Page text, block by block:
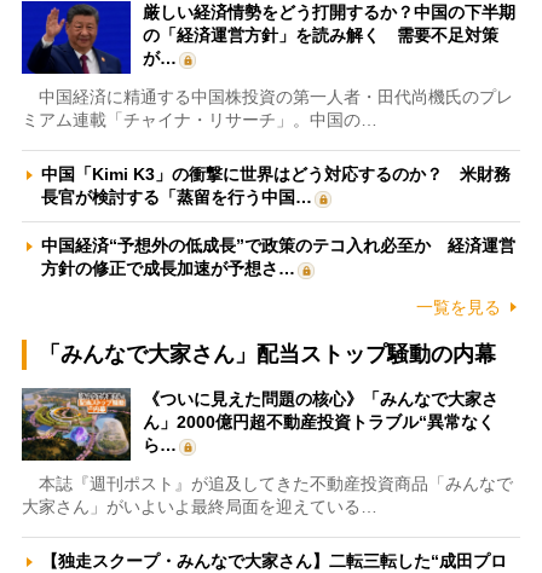
厳しい経済情勢をどう打開するか？中国の下半期
の「経済運営方針」を読み解く 需要不足対策
が…
中国経済に精通する中国株投資の第一人者・田代尚機氏のプレ
ミアム連載「チャイナ・リサーチ」。中国の…
中国「Kimi K3」の衝撃に世界はどう対応するのか？ 米財務
長官が検討する「蒸留を行う中国…
中国経済“予想外の低成長”で政策のテコ入れ必至か 経済運営
方針の修正で成長加速が予想さ…
一覧を見る
「みんなで大家さん」配当ストップ騒動の内幕
《ついに見えた問題の核心》「みんなで大家さ
ん」2000億円超不動産投資トラブル“異常なく
ら…
本誌『週刊ポスト』が追及してきた不動産投資商品「みんなで
大家さん」がいよいよ最終局面を迎えている…
【独走スクープ・みんなで大家さん】二転三転した“成田プロ